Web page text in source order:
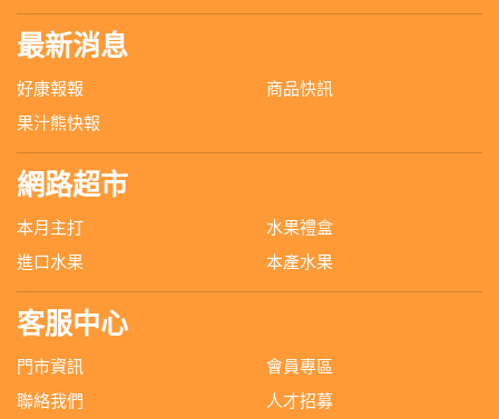
最新消息
好康報報
商品快訊
果汁熊快報
網路超市
本月主打
水果禮盒
進口水果
本產水果
客服中心
門市資訊
會員專區
聯絡我們
人才招募